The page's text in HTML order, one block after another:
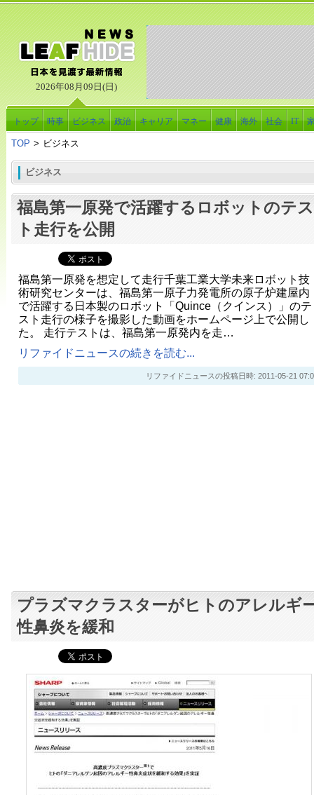
2026年08月09日(日)
トップ 時事 ビジネス 政治 キャリア マネー 健康 海外 社会 IT
TOP > ビジネス
ビジネス
福島第一原発で活躍するロボットのテス
ト走行を公開
福島第一原発を想定して走行千葉工業大学未来ロボット技
術研究センターは、福島第一原子力発電所の原子炉建屋内
で活躍する日本製のロボット「Quince（クインス）」のテ
スト走行の様子を撮影した動画をホームページ上で公開し
た。 走行テストは、福島第一原発内を走…
リファイドニュースの続きを読む...
リファイドニュースの投稿日時: 2011-05-21
プラズマクラスターがヒトのアレルギ
性鼻炎を緩和